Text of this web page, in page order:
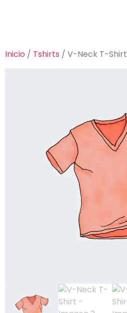
Inicio / Tshirts / V-Neck T-Shirt